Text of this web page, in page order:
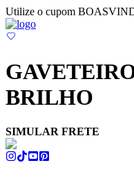
Utilize o cupom
BRILHO
SIMULAR FRETE